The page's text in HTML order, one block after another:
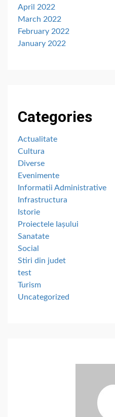
April 2022
March 2022
February 2022
January 2022
Categories
Actualitate
Cultura
Diverse
Evenimente
Informatii Administrative
Infrastructura
Istorie
Proiectele Iașului
Sanatate
Social
Stiri din judet
test
Turism
Uncategorized